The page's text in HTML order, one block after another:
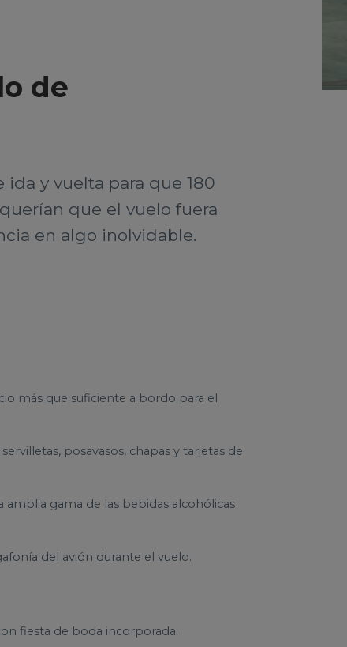
de
y vuelta para que 180
que el vuelo fuera
en algo inolvidable.
más que suficiente a bordo para el
posavasos, chapas y tarjetas de
gama de las bebidas alcohólicas
del avión durante el vuelo.
fiesta de boda incorporada.